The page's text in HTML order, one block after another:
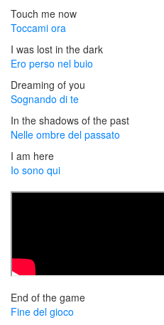
Touch me now
Toccami ora
I was lost in the dark
Ero perso nel buio
Dreaming of you
Sognando di te
In the shadows of the past
Nelle ombre del passato
I am here
Io sono qui
End of the game
Fine del gioco